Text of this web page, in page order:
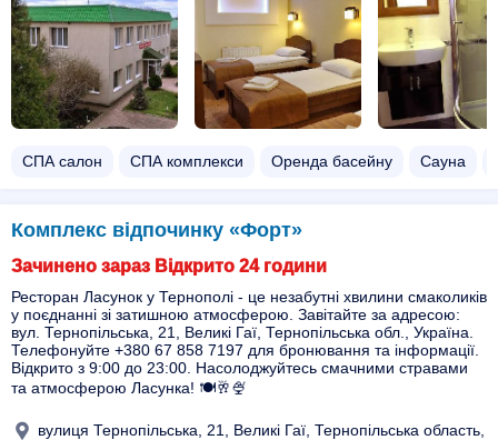
СПА салон СПА комплекси Оренда басейну Сауна
Комплекс відпочинку «Форт»
Зачинено зараз Відкрито 24 години
Ресторан Ласунок у Тернополі - це незабутні хвилини смаколиків
у поєднанні зі затишною атмосферою. Завітайте за адресою:
вул. Тернопільська, 21, Великі Гаї, Тернопільська обл., Україна.
Телефонуйте +380 67 858 7197 для бронювання та інформації.
Відкрито з 9:00 до 23:00. Насолоджуйтесь смачними стравами
та атмосферою Ласунка! 🍽️🥂🍨
вулиця Тернопільська, 21, Великі Гаї, Тернопільська область,